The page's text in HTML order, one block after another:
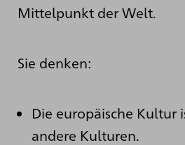
Mittelpunkt der Welt.
Sie denken:
Die europäische Kultur
andere Kulturen.